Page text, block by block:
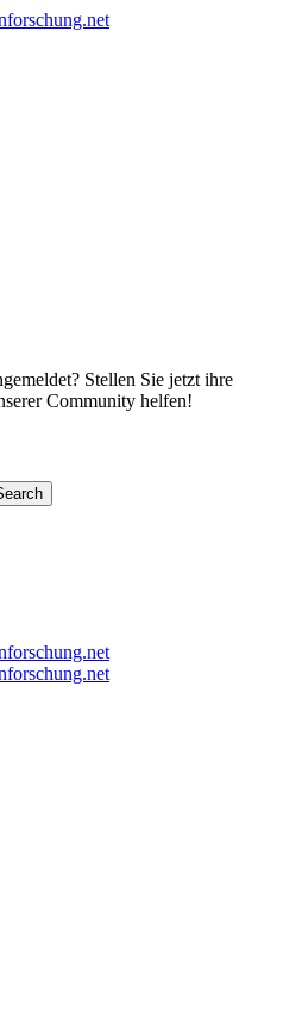
Stellen Sie jetzt ihre
Community helfen!